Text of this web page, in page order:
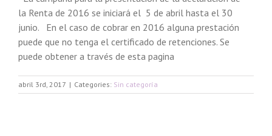
la Renta de 2016 se iniciará el 5 de abril hasta el 30
junio. En el caso de cobrar en 2016 alguna prestación
puede que no tenga el certificado de retenciones. Se
puede obtener a través de esta pagina
abril 3rd, 2017 | Categories: Sin categoría